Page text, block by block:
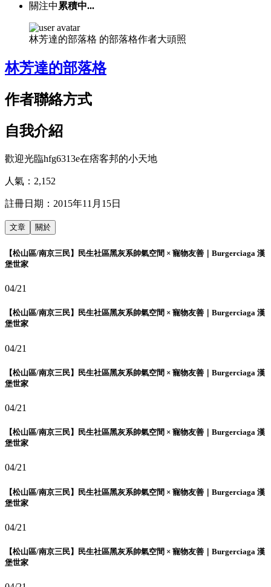
關注中 累積中...
林芳達的部落格 的部落格作者大頭照
林芳達的部落格
作者聯絡方式
自我介紹
歡迎光臨hfg6313e在痞客邦的小天地
人氣： 2,152
註冊日期： 2015年11月15日
文章 關於
【松山區/南京三民】民生社區黑灰系帥氣空間 × 寵物友善｜Burgerciaga 漢
堡世家
04/21
【松山區/南京三民】民生社區黑灰系帥氣空間 × 寵物友善｜Burgerciaga 漢
堡世家
04/21
【松山區/南京三民】民生社區黑灰系帥氣空間 × 寵物友善｜Burgerciaga 漢
堡世家
04/21
【松山區/南京三民】民生社區黑灰系帥氣空間 × 寵物友善｜Burgerciaga 漢
堡世家
04/21
【松山區/南京三民】民生社區黑灰系帥氣空間 × 寵物友善｜Burgerciaga 漢
堡世家
04/21
【松山區/南京三民】民生社區黑灰系帥氣空間 × 寵物友善｜Burgerciaga 漢
堡世家